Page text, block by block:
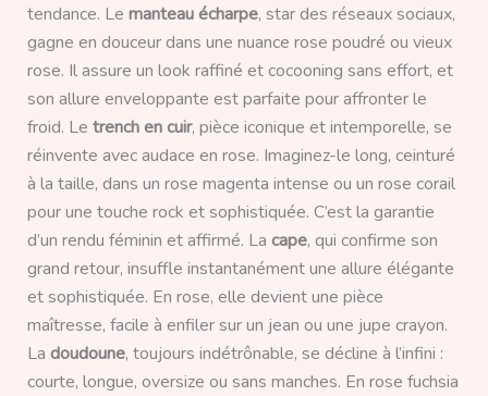
tendance. Le manteau écharpe, star des réseaux sociaux,
gagne en douceur dans une nuance rose poudré ou vieux
rose. Il assure un look raffiné et cocooning sans effort, et
son allure enveloppante est parfaite pour affronter le
froid. Le trench en cuir, pièce iconique et intemporelle, se
réinvente avec audace en rose. Imaginez-le long, ceinturé
à la taille, dans un rose magenta intense ou un rose corail
pour une touche rock et sophistiquée. C’est la garantie
d’un rendu féminin et affirmé. La cape, qui confirme son
grand retour, insuffle instantanément une allure élégante
et sophistiquée. En rose, elle devient une pièce
maîtresse, facile à enfiler sur un jean ou une jupe crayon.
La doudoune, toujours indétrônable, se décline à l’infini :
courte, longue, oversize ou sans manches. En rose fuchsia